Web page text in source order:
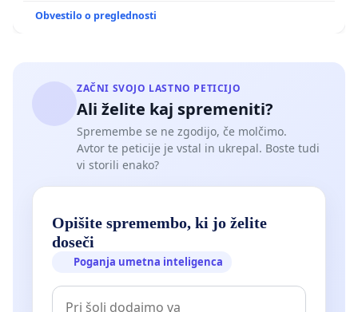
Obvestilo o preglednosti
ZAČNI SVOJO LASTNO PETICIJO
Ali želite kaj spremeniti?
Spremembe se ne zgodijo, če molčimo.
Avtor te peticije je vstal in ukrepal. Boste tudi
vi storili enako?
Opišite spremembo, ki jo želite
doseči
Poganja umetna inteligenca